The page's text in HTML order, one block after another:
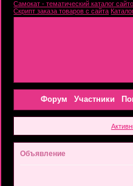
Самокат - тематический каталог
Скрипт заказа товаров с сайта
Форум Участники
Объявление